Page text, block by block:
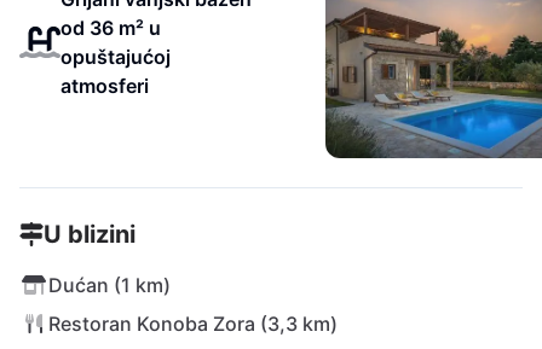
od 36 m² u
opuštajućoj
atmosferi
U blizini
Dućan (1 km)
Restoran Konoba Zora (3,3 km)